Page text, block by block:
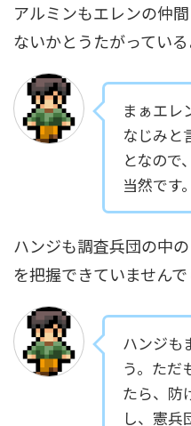
アルミンもエレンの仲
ないかとうたがっている
まぁエレ
なじみと
となので
当然です。
ハンジも調査兵団の中
を把握できていませんで
ハンジも
う。ただ
たら、防
し、憲兵